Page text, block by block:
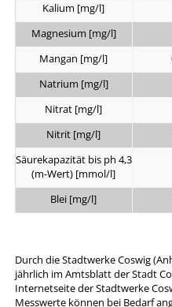
Kalium [mg/l]
Magnesium [mg/l]
Mangan [mg/l]
Natrium [mg/l]
Nitrat [mg/l]
Nitrit [mg/l]
Säurekapazität bis ph 4,3
(m-Wert) [mmol/l]
Blei [mg/l]
Durch die Stadtwerke Coswig
jährlich im Amtsblatt der Stadt
Internetseite der Stadtwerke
Messwerte können bei Bedarf